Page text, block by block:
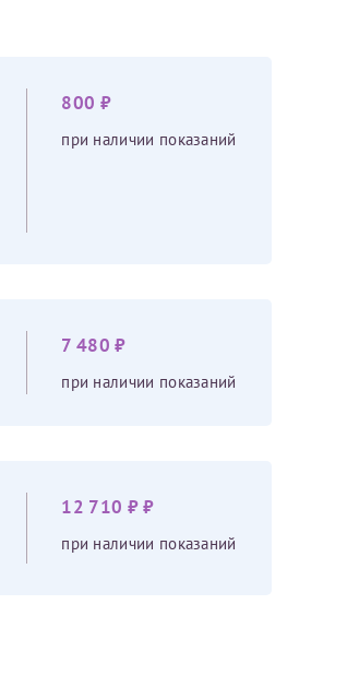
800 ₽
при наличии показаний
7 480 ₽
при наличии показаний
12 710 ₽ ₽
при наличии показаний